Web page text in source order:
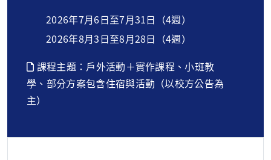
2026年7月6日至7月31日（4週）
2026年8月3日至8月28日（4週）
課程主題：戶外活動＋實作課程、小班教
學、部分方案包含住宿與活動（以校方公告為
主）